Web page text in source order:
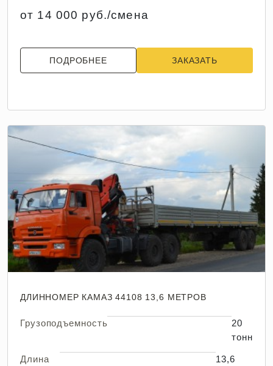
от 14 000 руб./смена
ПОДРОБНЕЕ ЗАКАЗАТЬ
ДЛИННОМЕР КАМАЗ 44108 13,6 МЕТРОВ
Грузоподъемность
20
тонн
Длина
13,6